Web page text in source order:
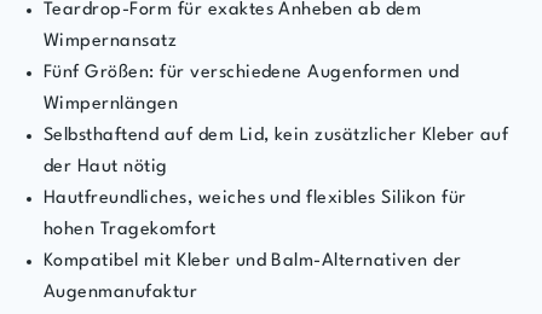
Teardrop-Form für exaktes Anheben ab dem
Wimpernansatz
Fünf Größen: für verschiedene Augenformen und
Wimpernlängen
Selbsthaftend auf dem Lid, kein zusätzlicher Kleber auf
der Haut nötig
Hautfreundliches, weiches und flexibles Silikon für
hohen Tragekomfort
Kompatibel mit Kleber und Balm-Alternativen der
Augenmanufaktur